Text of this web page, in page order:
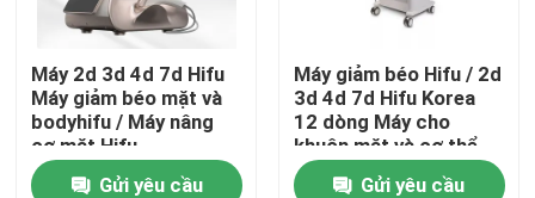
Hướng dẫn VR
Về chúng tôi
Tham quan nhà máy
Máy 2d 3d 4d 7d Hifu
Máy giảm béo mặt và
bodyhifu / Máy nâng
cơ mặt Hifu
Gửi yêu cầu
Máy giảm béo Hifu / 2d
3d 4d 7d Hifu Korea
12 dòng Máy cho
khuôn mặt và cơ thể
Gửi yêu cầu